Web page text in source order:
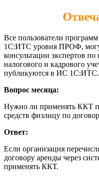
Все пользователи
1С:ИТС уровня ПРОФ,
консультации экспертов по
налогового и кадрового
публикуются в ИС 1С:ИТС.
Вопрос месяца:
Нужно ли применять ККТ
средств физлицу по
Ответ:
Если организация
договору аренды через
применять ККТ.